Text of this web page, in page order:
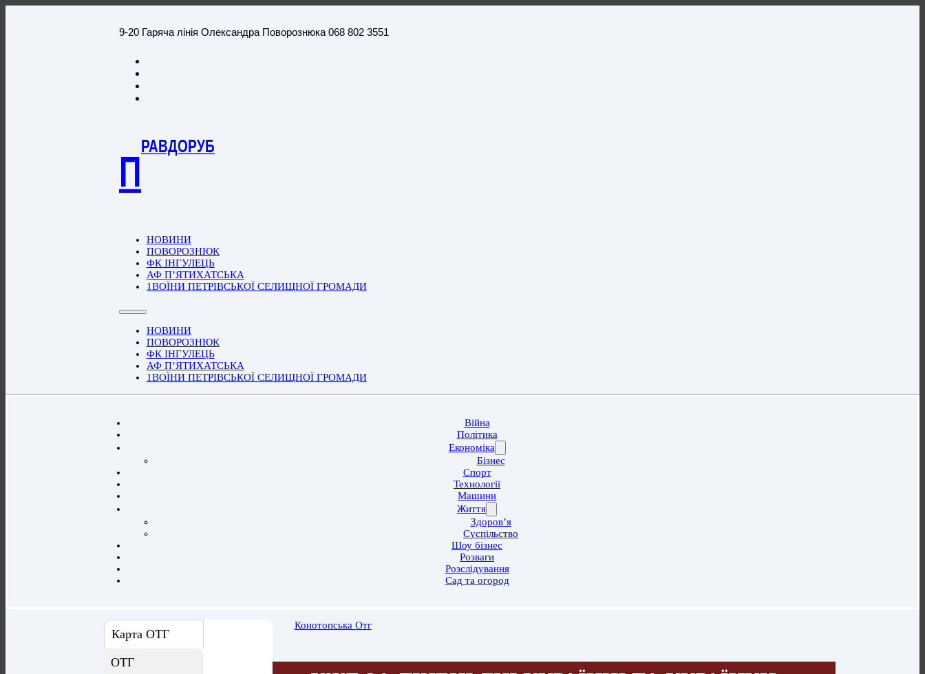
9-20 Гаряча лінія Олександра Поворознюка 068 802 3551
П
РАВДОРУБ
НОВИНИ
ПОВОРОЗНЮК
ФК ІНГУЛЕЦЬ
АФ П’ЯТИХАТСЬКА
1ВОЇНИ ПЕТРІВСЬКОЇ СЕЛИЩНОЇ ГРОМАДИ
НОВИНИ
ПОВОРОЗНЮК
ФК ІНГУЛЕЦЬ
АФ П’ЯТИХАТСЬКА
1ВОЇНИ ПЕТРІВСЬКОЇ СЕЛИЩНОЇ ГРОМАДИ
Війна
Політика
Економіка
Бізнес
Спорт
Технології
Машини
Життя
Здоров’я
Суспільство
Шоу бізнес
Розваги
Розслідування
Сад та огород
Карта ОТГ
ОТГ
Конотопська Отг